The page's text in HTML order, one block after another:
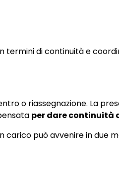
termini di continuità e
o riassegnazione. La
per dare continuità
carico può avvenire in due